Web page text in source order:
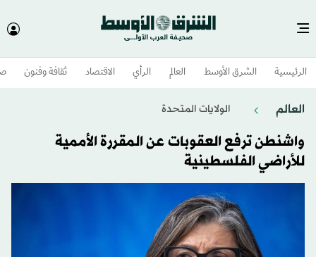
الرئيسية الشرق الأوسط​ العالم الرأي الاقتصاد ثقافة وفنون
العالم الولايات المتحدة​
واشنطن ترفع العقوبات عن المقررة الأممية
للأراضي الفلسطينية